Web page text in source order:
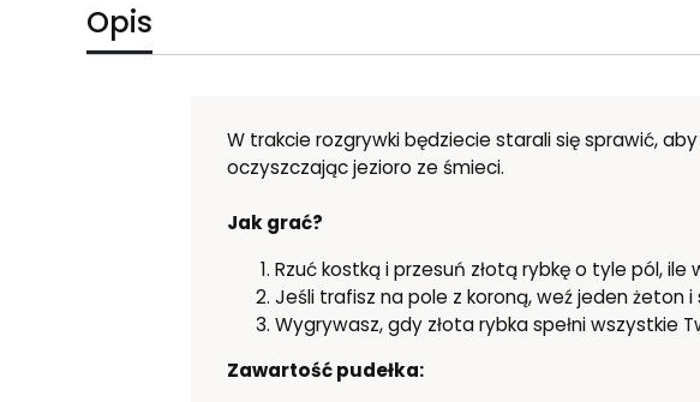
Opis
W trakcie rozgrywki będziecie starali się sprawić,
oczyszczając jezioro ze śmieci.
Jak grać?
Rzuć kostką i przesuń złotą rybkę o tyle pól, ile
Jeśli trafisz na pole z koroną, weź jeden żeton i
Wygrywasz, gdy złota rybka spełni wszystkie
Zawartość pudełka: